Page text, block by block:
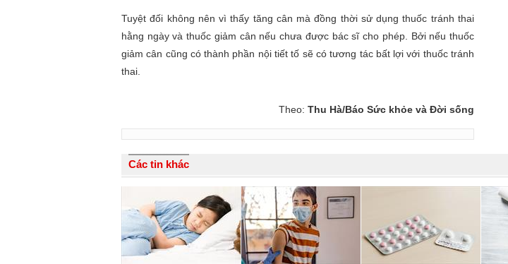
Tuyệt đối không nên vì thấy tăng cân mà đồng thời sử dụng thuốc tránh thai
hằng ngày và thuốc giảm cân nếu chưa được bác sĩ cho phép. Bởi nếu thuốc
giảm cân cũng có thành phần nội tiết tố sẽ có tương tác bất lợi với thuốc tránh
thai.
Theo: Thu Hà/Báo Sức khỏe và Đời sống
Các tin khác